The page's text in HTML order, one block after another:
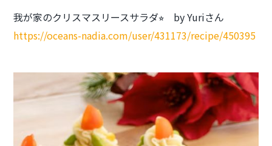
我が家のクリスマスリースサラダ⭐︎ by Yuriさん
https://oceans-nadia.com/user/431173/recipe/450395